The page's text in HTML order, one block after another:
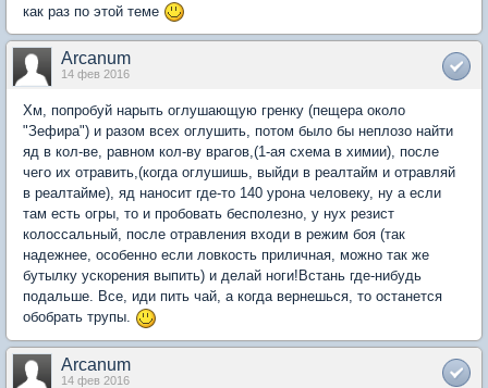
как раз по этой теме
Arcanum
14 фев 2016
Хм, попробуй нарыть оглушающую гренку (пещера около
"Зефира") и разом всех оглушить, потом было бы неплозо найти
яд в кол-ве, равном кол-ву врагов,(1-ая схема в химии), после
чего их отравить,(когда оглушишь, выйди в реалтайм и отравляй
в реалтайме), яд наносит где-то 140 урона человеку, ну а если
там есть огры, то и пробовать бесполезно, у нух резист
колоссальный, после отравления входи в режим боя (так
надежнее, особенно если ловкость приличная, можно так же
бутылку ускорения выпить) и делай ноги!Встань где-нибудь
подальше. Все, иди пить чай, а когда вернешься, то останется
обобрать трупы.
Arcanum
14 фев 2016